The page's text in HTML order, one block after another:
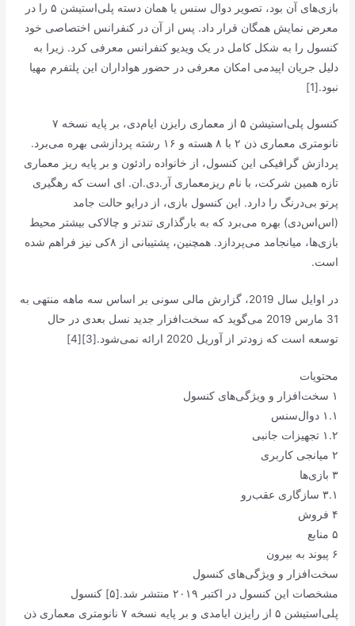
بازی‌های آن بود، تصویر دوال سنس یا همان دسته پلی‌استیشن ۵ را در
معرض نمایش همگان قرار داد. پس از آن در کنفرانس اختصاصی خود
کنسول را به شکل کامل در یک ویدیو کنفرانس معرفی کرد. زیرا به
دلیل جریان اپیدمی امکان معرفی در حضور هواداران این پلتفرم مهیا
نبود.[1]
کنسول پلی‌استیشن ۵ از معماری رایزن ایام‌دی، بر پایه نسخه ۷
نانومتری معماری ذن ۲ با ۸ هسته و ۱۶ رشته پردازشی بهره می‌برد.
پردازش گرافیکی این کنسول، از خانواده رادئون و بر پایه ریز معماری
تازه همین شرکت، با نام ریزمعماری آر.دی.ان. ای است که رهگیری
پرتو بی‌درنگ را دارد. این کنسول بازی، از درایو حالت جامد
(اس‌اس‌دی) بهره می‌برد که به بارگذاری تندتر و چالاکی بیشتر محیط
بازی‌ها، میانجامد می‌پردازد. همچنین، پشتیبانی از ۸کی نیز فراهم شده
است.
در اوایل سال 2019، گزارش مالی سونی بر اساس سه ماهه منتهی به
31 مارس 2019 می‌گوید که سخت‌افزار جدید نسل بعدی در حال
توسعه است که زودتر از آوریل 2020 ارائه نمی‌شود.[3][4]
محتویات
۱ سخت‌افزار و ویژگی‌های کنسول
۱.۱ دوال‌سنس
۱.۲ تجهیزات جانبی
۲ میانجی کاربری
۳ بازی‌ها
۳.۱ سازگاری عقب‌رو
۴ فروش
۵ منابع
۶ پیوند به بیرون
سخت‌افزار و ویژگی‌های کنسول
مشخصات این کنسول در اکتبر ۲۰۱۹ منتشر شد.[۵] کنسول
پلی‌استیشن ۵ از رایزن ایامدی و بر پایه نسخه ۷ نانومتری معماری ذن